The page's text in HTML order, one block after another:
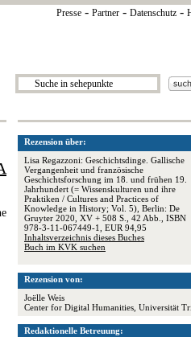
Presse - Partner - Datenschutz -
Rezension über:
Lisa Regazzoni: Geschichtsdinge. Gallische
Vergangenheit und französische
Geschichtsforschung im 18. und frühen 19.
Jahrhundert (= Wissenskulturen und ihre
Praktiken / Cultures and Practices of
Knowledge in History; Vol. 5), Berlin: De
Gruyter 2020, XV + 508 S., 42 Abb., ISBN
978-3-11-067449-1, EUR 94,95
Inhaltsverzeichnis dieses Buches
Buch im KVK suchen
Rezension von:
Joëlle Weis
Center for Digital Humanities, Universität
Redaktionelle Betreuung: